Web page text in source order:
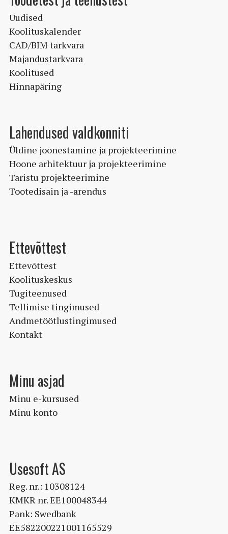
Uudised
Koolituskalender
CAD/BIM tarkvara
Majandustarkvara
Koolitused
Hinnapäring
Lahendused valdkonniti
Üldine joonestamine ja projekteerimine
Hoone arhitektuur ja projekteerimine
Taristu projekteerimine
Tootedisain ja -arendus
Ettevõttest
Ettevõttest
Koolituskeskus
Tugiteenused
Tellimise tingimused
Andmetöötlustingimused
Kontakt
Minu asjad
Minu e-kursused
Minu konto
Usesoft AS
Reg. nr.: 10308124
KMKR nr. EE100048344
Pank: Swedbank
EE582200221001165529